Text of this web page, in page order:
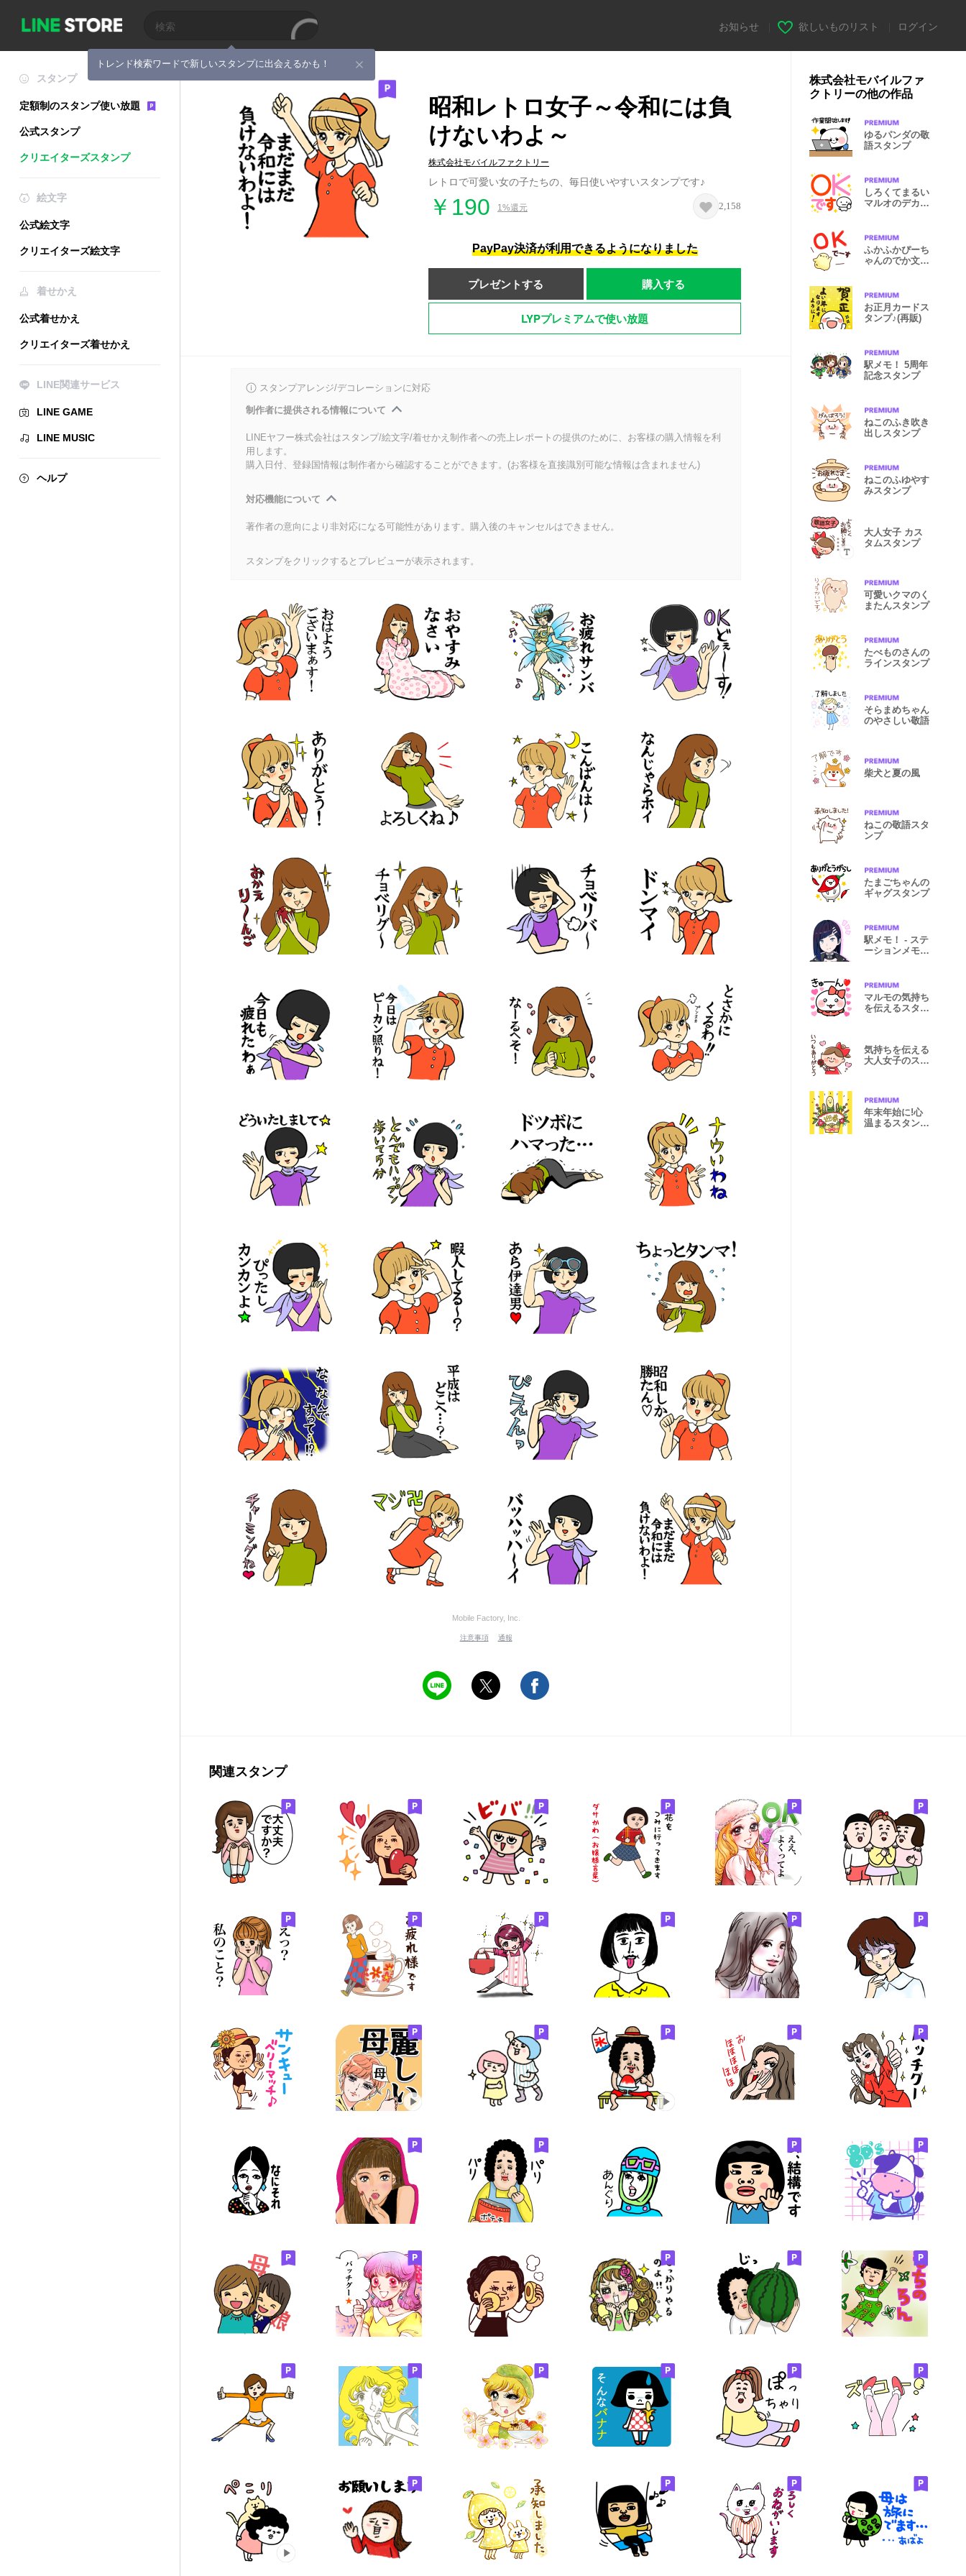
トレンド検索ワードで新しいスタンプに出会えるかも！
お知らせ 欲しいものリスト ログイン
スタンプ
定額制のスタンプ使い放題
公式スタンプ
クリエイターズスタンプ
絵文字
公式絵文字
クリエイターズ絵文字
着せかえ
公式着せかえ
クリエイターズ着せかえ
LINE関連サービス
LINE GAME
LINE MUSIC
ヘルプ
昭和レトロ女子～令和には負
けないわよ～
株式会社モバイルファクトリー
レトロで可愛い女の子たちの、毎日使いやすいスタンプです♪
￥190 1%還元 2,158
PayPay決済が利用できるようになりました
プレゼントする 購入する
LYPプレミアムで使い放題
スタンプアレンジ/デコレーションに対応
制作者に提供される情報について
LINEヤフー株式会社はスタンプ/絵文字/着せかえ制作者への売上レポートの提供のために、お客様の購入情報を利
用します。
購入日付、登録国情報は制作者から確認することができます。(お客様を直接識別可能な情報は含まれません)
対応機能について
著作者の意向により非対応になる可能性があります。購入後のキャンセルはできません。
スタンプをクリックするとプレビューが表示されます。
Mobile Factory, Inc.
注意事項 通報
株式会社モバイルファ
クトリーの他の作品
ゆるパンダの敬
語スタンプ
しろくてまるい
マルオのデカ文
ふかふかぴーち
ゃんのでか文字
お正月カードス
タンプ♪(再販)
駅メモ！ 5周年
記念スタンプ
ねこのふき吹き
出しスタンプ
ねこのふゆやす
みスタンプ
大人女子 カス
タムスタンプ
可愛いクマのく
またんスタンプ
たべものさんの
ラインスタンプ
そらまめちゃん
のやさしい敬語
柴犬と夏の風
ねこの敬語スタ
ンプ
たまごちゃんの
ギャグスタンプ
駅メモ！ - ステ
ーションメモリ
マルモの気持ち
を伝えるスタン
気持ちを伝える
大人女子のスタ
年末年始に!心
温まるスタンプ
関連スタンプ